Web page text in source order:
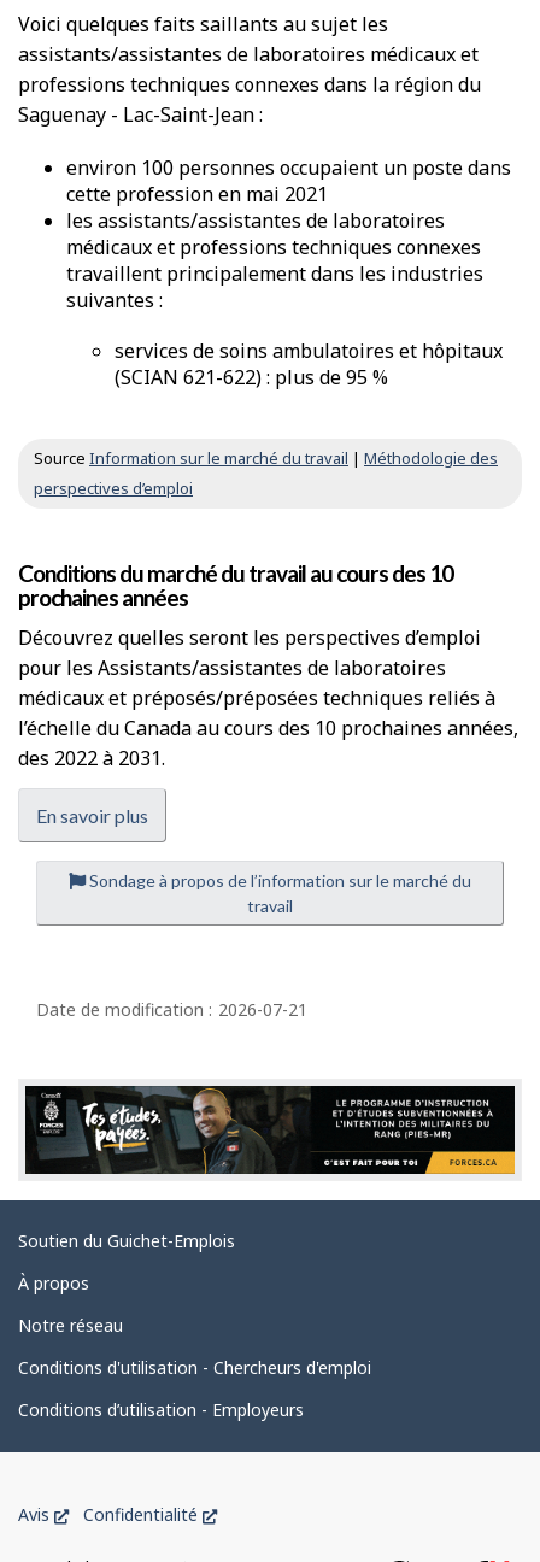
Voici quelques faits saillants au sujet les
assistants/assistantes de laboratoires médicaux et
professions techniques connexes dans la région du
Saguenay - Lac-Saint-Jean :
environ 100 personnes occupaient un poste dans
cette profession en mai 2021
les assistants/assistantes de laboratoires
médicaux et professions techniques connexes
travaillent principalement dans les industries
suivantes :
services de soins ambulatoires et hôpitaux
(SCIAN 621-622) : plus de 95 %
Source Information sur le marché du travail | Méthodologie des
perspectives d’emploi
Conditions du marché du travail au cours des 10
prochaines années
Découvrez quelles seront les perspectives d’emploi
pour les Assistants/assistantes de laboratoires
médicaux et préposés/préposées techniques reliés à
l’échelle du Canada au cours des 10 prochaines années,
des 2022 à 2031.
En savoir plus
Sondage à propos de l’information sur le marché du
travail
é
a
i
l
s
e
l
a
a
g
e
Date de modification : 2026-07-21
Liens
connexes
Soutien du Guichet-Emplois
À propos
Notre réseau
Conditions d'utilisation - Chercheurs d'emploi
Conditions d’utilisation - Employeurs
du
Avis
CeConfidentialité
Ce